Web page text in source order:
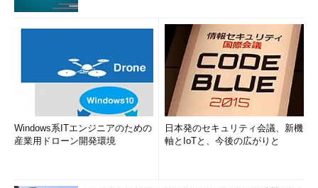
Windows系ITエンジニアのための
産業用ドローン開発環境
日本発のセキュリティ会議、新機
軸とIoTと、今後の広がりと